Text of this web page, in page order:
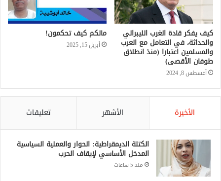
كيف يفكر قادة الغرب الليبرالي
والحداثة، في التعامل مع العرب
والمسلمين اعتبارا (منذ انطلاق
طوفان الأقصى)
أغسطس 8, 2024
مالكم كيف تحكمون!
أبريل 15, 2025
الأخيرة الأشهر تعليقات
الكتلة الديمقراطية: الحوار والعملية السياسية
المدخل الأساسي لإيقاف الحرب
منذ 5 ساعات